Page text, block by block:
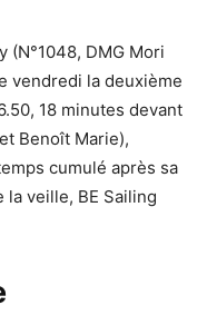
(N°1048, DMG Mori
vendredi la deuxième
18 minutes devant
Benoît Marie),
cumulé après sa
veille, BE Sailing